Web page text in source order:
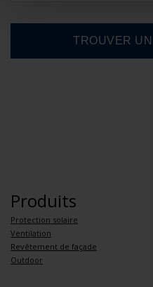
Produits
Protection solaire
Ventilation
Revêtement de façade
Outdoor